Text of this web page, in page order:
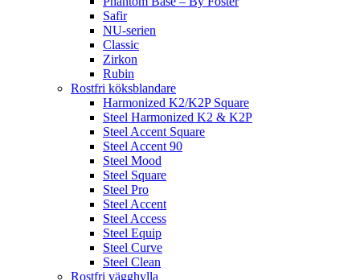
Safir
NU-serien
Classic
Zirkon
Rubin
Rostfri köksblandare
Harmonized K2/K2P Square
Steel Harmonized K2 & K2P
Steel Accent Square
Steel Accent 90
Steel Mood
Steel Square
Steel Pro
Steel Accent
Steel Access
Steel Equip
Steel Curve
Steel Clean
Rostfri vägghylla